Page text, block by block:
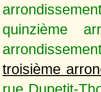
quinzième
troisième
rue Dupetit-